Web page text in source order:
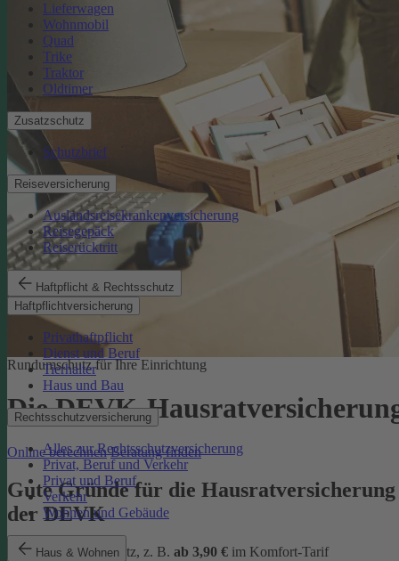
Lieferwagen
Wohnmobil
Quad
Trike
Traktor
Oldtimer
Zusatzschutz
Schutzbrief
Reiseversicherung
Auslandsreisekrankenversicherung
Reisegepäck
Reiserücktritt
Haftpflicht & Rechtsschutz
Haftpflichtversicherung
Privathaftpflicht
Dienst und Beruf
Tierhalter
Haus und Bau
Rechtsschutzversicherung
Alles zur Rechtsschutzversicherung
Privat, Beruf und Verkehr
Privat und Beruf
Verkehr
Wohnen und Gebäude
Haus & Wohnen
Rundumschutz für Ihre Einrichtung
Die DEVK-
Online berechnen Beratung finden
Gute Gründe für die Hausratversicherung
der DEVK
günstiger Schutz, z. B. ab 3,90 € im Komfort-Tarif